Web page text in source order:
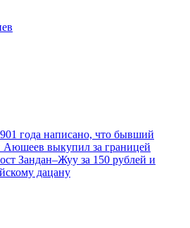
года написано, что бывший
выкупил за границей
Зандан–Жуу за 150 рублей и
дацану